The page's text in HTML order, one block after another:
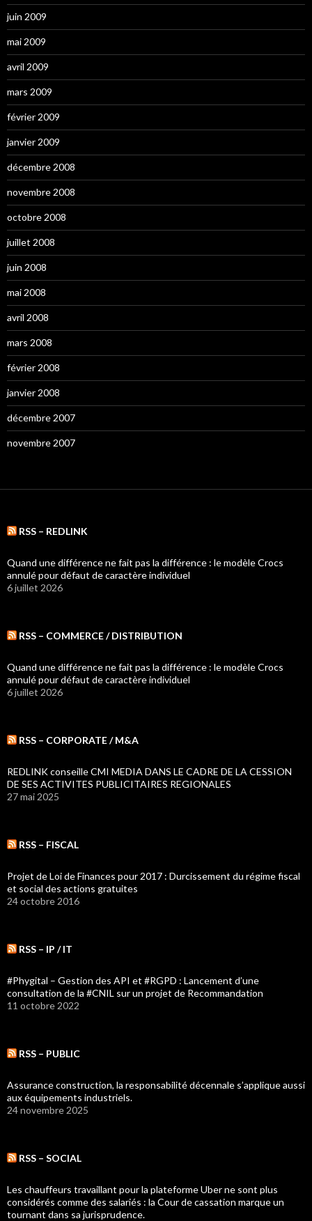
juin 2009
mai 2009
avril 2009
mars 2009
février 2009
janvier 2009
décembre 2008
novembre 2008
octobre 2008
juillet 2008
juin 2008
mai 2008
avril 2008
mars 2008
février 2008
janvier 2008
décembre 2007
novembre 2007
RSS – REDLINK
Quand une différence ne fait pas la différence : le modèle Crocs
annulé pour défaut de caractère individuel
6 juillet 2026
RSS – COMMERCE / DISTRIBUTION
Quand une différence ne fait pas la différence : le modèle Crocs
annulé pour défaut de caractère individuel
6 juillet 2026
RSS – CORPORATE / M&A
REDLINK conseille CMI MEDIA DANS LE CADRE DE LA CESSION
DE SES ACTIVITES PUBLICITAIRES REGIONALES
27 mai 2025
RSS – FISCAL
Projet de Loi de Finances pour 2017 : Durcissement du régime fiscal
et social des actions gratuites
24 octobre 2016
RSS – IP / IT
#Phygital – Gestion des API et #RGPD : Lancement d’une
consultation de la #CNIL sur un projet de Recommandation
11 octobre 2022
RSS – PUBLIC
Assurance construction, la responsabilité décennale s’applique aussi
aux équipements industriels.
24 novembre 2025
RSS – SOCIAL
Les chauffeurs travaillant pour la plateforme Uber ne sont plus
considérés comme des salariés : la Cour de cassation marque un
tournant dans sa jurisprudence.